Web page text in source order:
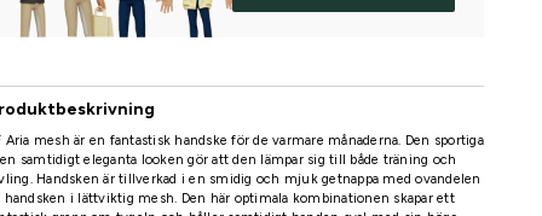
Aria mesh är en fantastisk handske för de varmare månaderna. Den sportiga
samtidigt eleganta looken gör att den lämpar sig till både träning och
Handsken är tillverkad i en smidig och mjuk getnappa med ovandelen
handsken i lättviktig mesh. Den här optimala kombinationen skapar ett